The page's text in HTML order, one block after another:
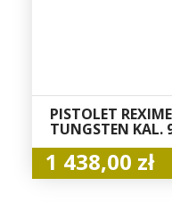
PISTOLET
TUNGSTEN KAL.
1 438,00 zł